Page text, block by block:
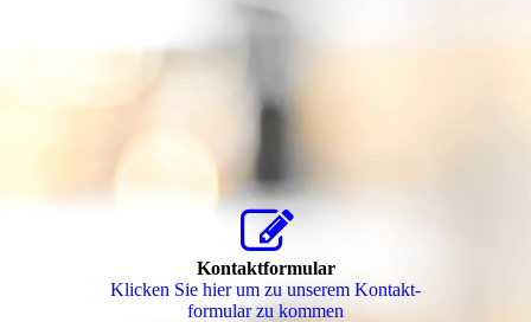
Kontaktformular
Klicken Sie hier um zu unserem Kon­takt­
for­mu­lar zu kommen